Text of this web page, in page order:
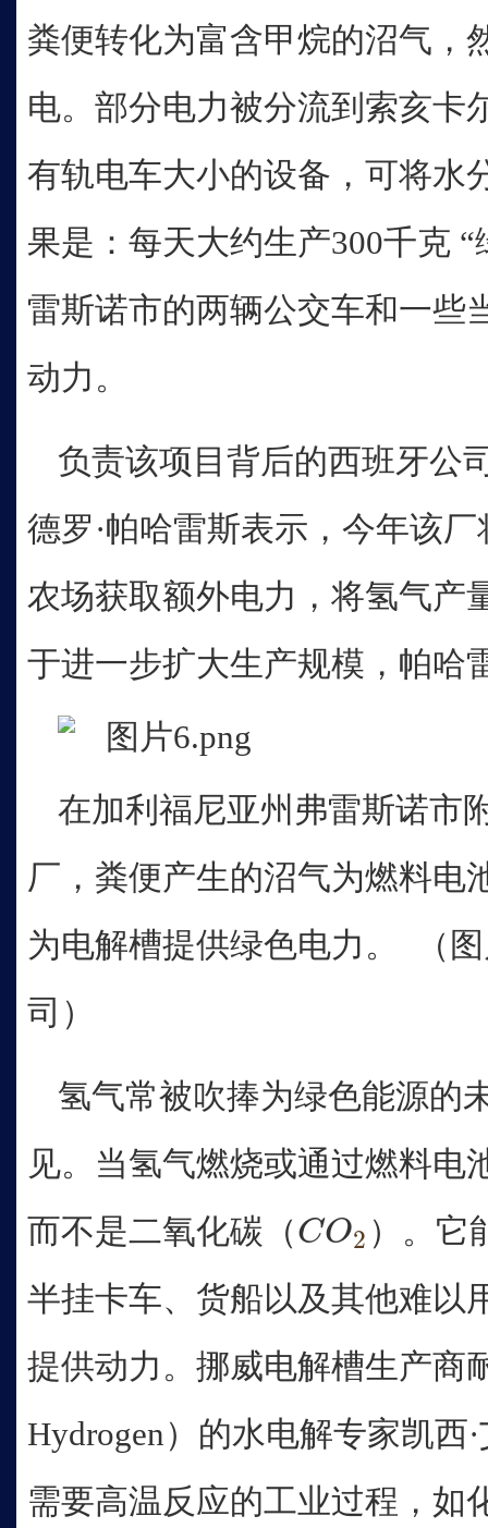
粪便转化为富含甲烷的沼气，
电。部分电力被分流到索亥卡
有轨电车大小的设备，可将水
果是：每天大约生产300千克
雷斯诺市的两辆公交车和一些
动力。
负责该项目背后的西班牙公
德罗·帕哈雷斯表示，今年该
农场获取额外电力，将氢气产
于进一步扩大生产规模，帕哈
在加利福尼亚州弗雷斯诺市
厂，粪便产生的沼气为燃料电
为电解槽提供绿色电力。 （
司）
氢气常被吹捧为绿色能源的
见。当氢气燃烧或通过燃料电
而不是二氧化碳（CO2
CO 2
）。它
半挂卡车、货船以及其他难以
提供动力。挪威电解槽生产商
Hydrogen）的水电解专家凯西
需要高温反应的工业过程，如